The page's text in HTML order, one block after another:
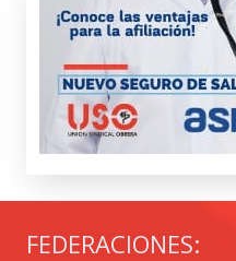
FEDERACIONES: